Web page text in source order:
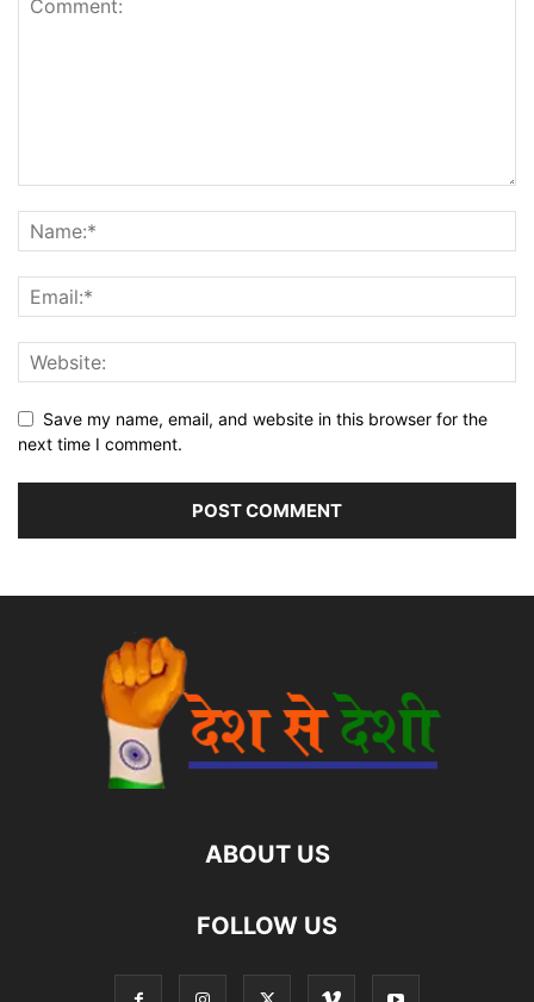
Save my name, email, and website in this browser for the
next time I comment.
ABOUT US
FOLLOW US